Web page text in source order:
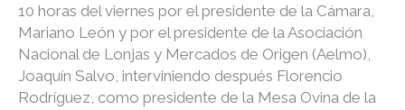
10 horas del viernes por el presidente de la Cámara,
Mariano León y por el presidente de la Asociación
Nacional de Lonjas y Mercados de Origen (Aelmo),
Joaquín Salvo, interviniendo después Florencio
Rodríguez, como presidente de la Mesa Ovina de la